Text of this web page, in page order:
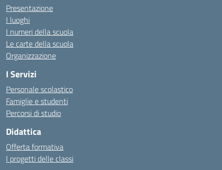
Presentazione
I luoghi
I numeri della scuola
Le carte della scuola
Organizzazione
I Servizi
Personale scolastico
Famiglie e studenti
Percorsi di studio
Didattica
Offerta formativa
I progetti delle classi